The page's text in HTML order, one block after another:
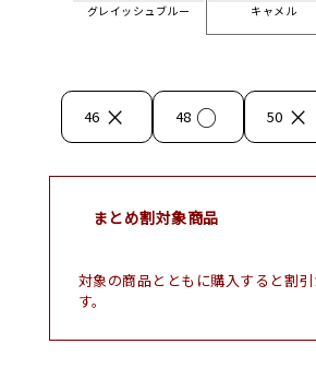
グレイッシュブルー キャメル
46 × 48 ○ 50 ×
まとめ割対象商品
対象の商品とともに購入すると割
す。